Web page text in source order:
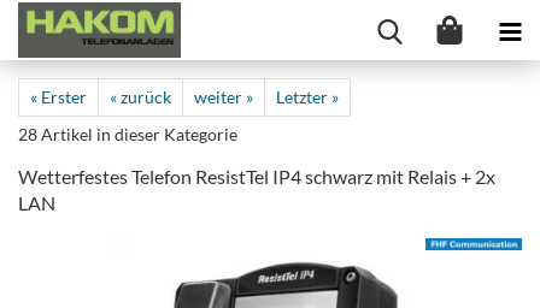
« Erster « zurück weiter »
Letzter »
28Artikel in dieser Kategorie
Wetterfestes Telefon ResistTel IP4 schwarz mit Relais + 2x
LAN